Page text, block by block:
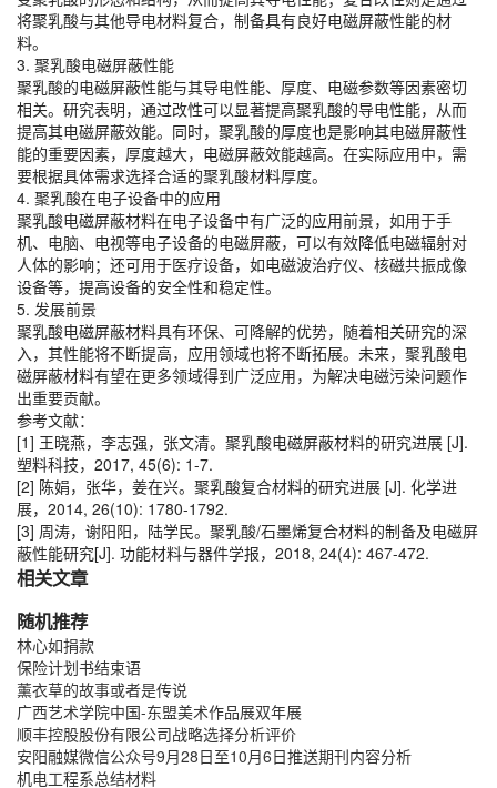
将聚乳酸与其他导电材料复合，制备具有良好电磁屏蔽性能的材
料。
3. 聚乳酸电磁屏蔽性能
聚乳酸的电磁屏蔽性能与其导电性能、厚度、电磁参数等因素密切
相关。研究表明，通过改性可以显著提高聚乳酸的导电性能，从而
提高其电磁屏蔽效能。同时，聚乳酸的厚度也是影响其电磁屏蔽性
能的重要因素，厚度越大，电磁屏蔽效能越高。在实际应用中，需
要根据具体需求选择合适的聚乳酸材料厚度。
4. 聚乳酸在电子设备中的应用
聚乳酸电磁屏蔽材料在电子设备中有广泛的应用前景，如用于手
机、电脑、电视等电子设备的电磁屏蔽，可以有效降低电磁辐射对
人体的影响；还可用于医疗设备，如电磁波治疗仪、核磁共振成像
设备等，提高设备的安全性和稳定性。
5. 发展前景
聚乳酸电磁屏蔽材料具有环保、可降解的优势，随着相关研究的深
入，其性能将不断提高，应用领域也将不断拓展。未来，聚乳酸电
磁屏蔽材料有望在更多领域得到广泛应用，为解决电磁污染问题作
出重要贡献。
参考文献：
[1] 王晓燕，李志强，张文清。聚乳酸电磁屏蔽材料的研究进展 [J].
塑料科技，2017, 45(6): 1-7.
[2] 陈娟，张华，姜在兴。聚乳酸复合材料的研究进展 [J]. 化学进
展，2014, 26(10): 1780-1792.
[3] 周涛，谢阳阳，陆学民。聚乳酸/石墨烯复合材料的制备及电磁屏
蔽性能研究[J]. 功能材料与器件学报，2018, 24(4): 467-472.
相关文章
随机推荐
林心如捐款
保险计划书结束语
薰衣草的故事或者是传说
广西艺术学院中国-东盟美术作品展双年展
顺丰控股股份有限公司战略选择分析评价
安阳融媒微信公众号9月28日至10月6日推送期刊内容分析
机电工程系总结材料